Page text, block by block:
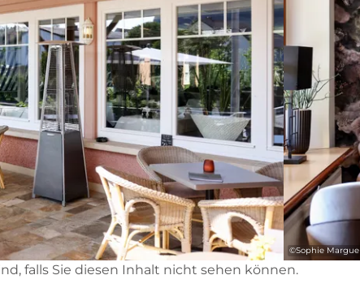
©Sophie Margue
falls Sie diesen Inhalt nicht sehen können.